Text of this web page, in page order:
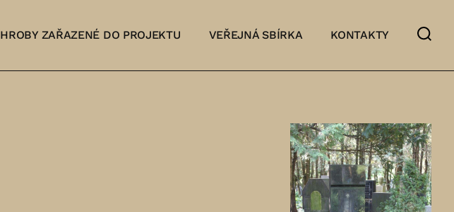
HROBY ZAŘAZENÉ DO PROJEKTU VEŘEJNÁ SBÍRKA KONTAKTY